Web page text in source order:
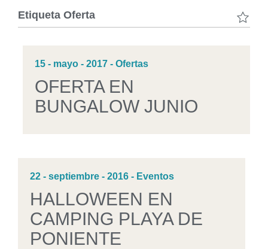
Etiqueta Oferta
15 - mayo - 2017 - Ofertas
OFERTA EN
BUNGALOW JUNIO
22 - septiembre - 2016 - Eventos
HALLOWEEN EN
CAMPING PLAYA DE
PONIENTE